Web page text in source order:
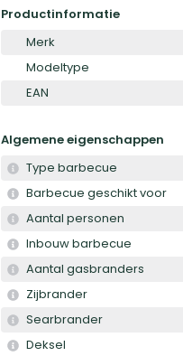
Productinformatie
Merk
Modeltype
EAN
Algemene eigenschappen
Type barbecue
Barbecue geschikt voor
Aantal personen
Inbouw barbecue
Aantal gasbranders
Zijbrander
Searbrander
Deksel